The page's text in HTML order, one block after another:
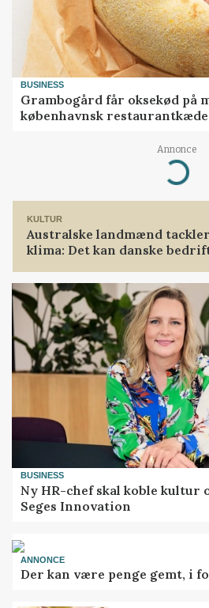
BUSINESS
Grambogård får oksekød på
københavnsk restaurantkæde
Annonce
Loading...
KULTUR
Australske landmænd
klima: Det kan danske
BUSINESS
Ny HR-chef skal koble
Seges Innovation
ANNONCE
Der kan være penge gemt, i